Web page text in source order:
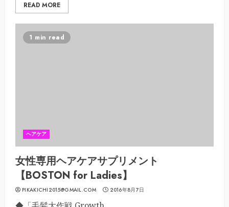
READ MORE
1 min read
ヘアケア
女性専用ヘアケアサプリメント
【BOSTON for Ladies】
PIKAKICHI2015@GMAIL.COM 2016年8月7日